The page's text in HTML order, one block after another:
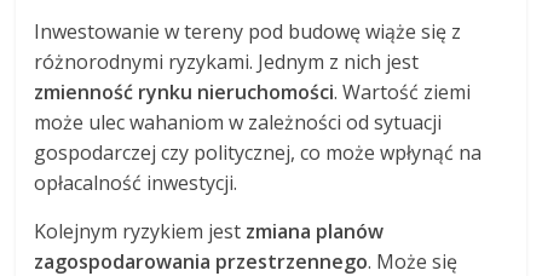
Inwestowanie w tereny pod budowę wiąże się z
różnorodnymi ryzykami. Jednym z nich jest
zmienność rynku nieruchomości. Wartość ziemi
może ulec wahaniom w zależności od sytuacji
gospodarczej czy politycznej, co może wpłynąć na
opłacalność inwestycji.
Kolejnym ryzykiem jest zmiana planów
zagospodarowania przestrzennego. Może się